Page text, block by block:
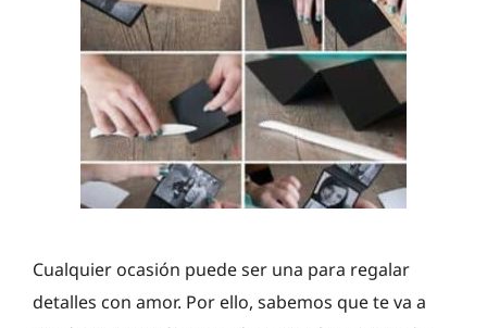
Cualquier ocasión puede ser una para regalar
detalles con amor. Por ello, sabemos que te va a